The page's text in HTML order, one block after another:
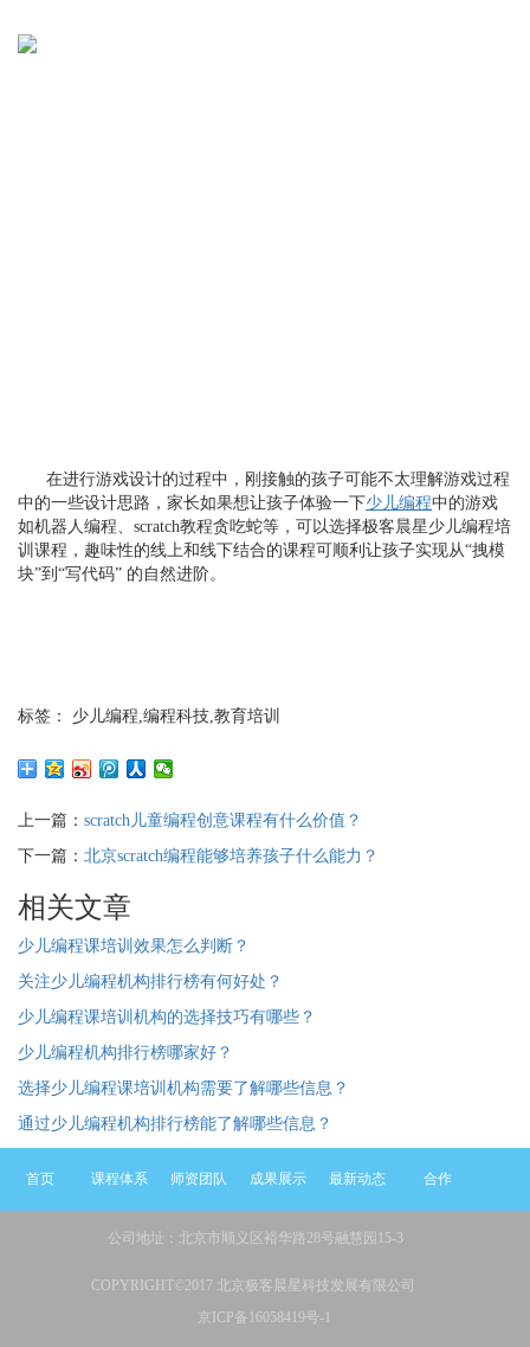
在进行游戏设计的过程中，刚接触的孩子可能不太理解游戏过程
中的一些设计思路，家长如果想让孩子体验一下少儿编程中的游戏
如机器人编程、scratch教程贪吃蛇等，可以选择极客晨星少儿编程培
训课程，趣味性的线上和线下结合的课程可顺利让孩子实现从“拽模
块”到“写代码” 的自然进阶。
标签： 少儿编程,编程科技,教育培训
上一篇： scratch儿童编程创意课程有什么价值？
下一篇： 北京scratch编程能够培养孩子什么能力？
相关文章
少儿编程课培训效果怎么判断？
关注少儿编程机构排行榜有何好处？
少儿编程课培训机构的选择技巧有哪些？
少儿编程机构排行榜哪家好？
选择少儿编程课培训机构需要了解哪些信息？
通过少儿编程机构排行榜能了解哪些信息？
首页 课程体系 师资团队 成果展示 最新动态 合作
公司地址：北京市顺义区裕华路28号融慧园15-3
COPYRIGHT©2017 北京极客晨星科技发展有限公司
京ICP备16058419号-1